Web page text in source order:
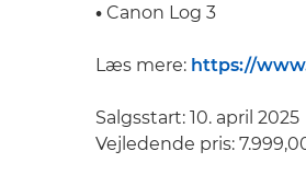
• Canon Log 3
Læs mere: https://
Salgsstart: 10. april 2025
Vejledende pris: